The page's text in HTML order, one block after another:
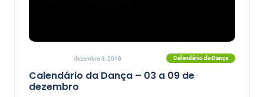
dezembro 3, 2018 Calendário da Dança
Calendário da Dança – 03 a 09 de
dezembro